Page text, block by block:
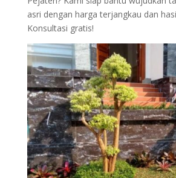
asri dengan harga terjangkau dan
Konsultasi gratis!